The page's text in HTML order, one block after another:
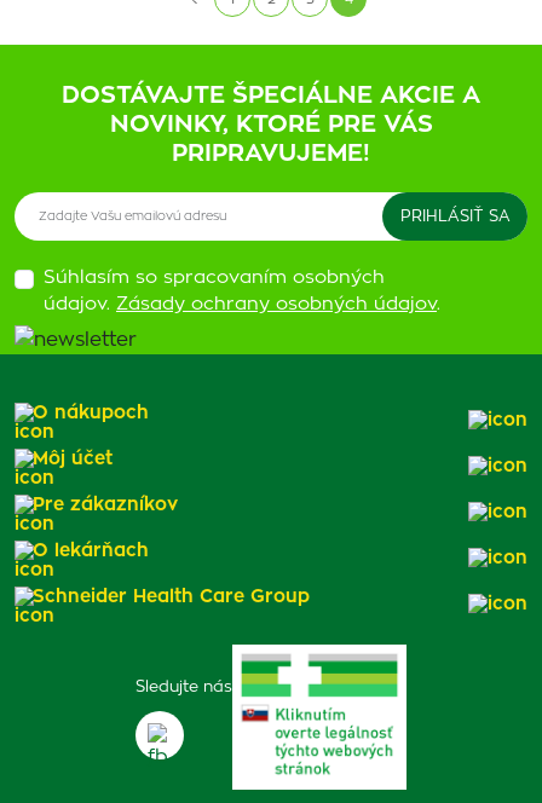
DOSTÁVAJTE ŠPECIÁLNE AKCIE A
NOVINKY, KTORÉ PRE VÁS
PRIPRAVUJEME!
Súhlasím so spracovaním osobných
údajov. Zásady ochrany osobných údajov.
Sledujte nás
O nákupoch
Môj účet
Pre zákazníkov
O lekárňach
Schneider Health Care Group